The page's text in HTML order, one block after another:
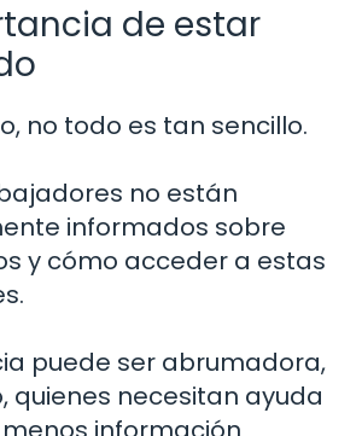
de estar
no todo es tan sencillo.
no están
informados sobre
y cómo acceder a estas
puede ser abrumadora,
quienes necesitan ayuda